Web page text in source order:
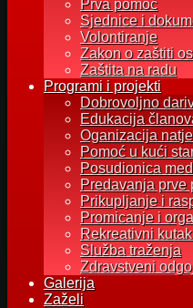
Prva pomoć
Sjednice i
Volontiranje
Zakon o zaštiti
Zaštita na radu
Programi i projekti
Dobrovoljno
Edukacija
Oganizacija
Pomoć u kući
Posudionica
Predavanja prve
Prikupljanje i
Promicanje i
Rekreativni
Služba traženja
Zdravstveni
Galerija
Zaželi